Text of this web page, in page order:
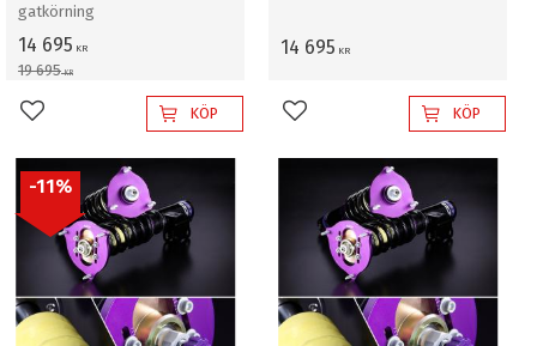
gatkörning
14 695 KR
19 695KR
Lägg till i favoriterKÖP
14 695 KR
Lägg till i favoriterKÖP
11%